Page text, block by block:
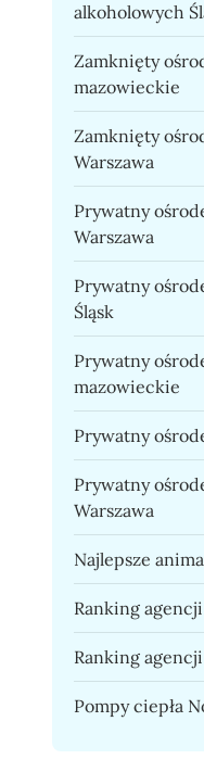
alkoholowych
Zamknięty
mazowieckie
Zamknięty
Warszawa
Prywatny
Warszawa
Prywatny
Śląsk
Prywatny
mazowieckie
Prywatny
Prywatny
Warszawa
Najlepsze
Ranking
Ranking
Pompy ciepła